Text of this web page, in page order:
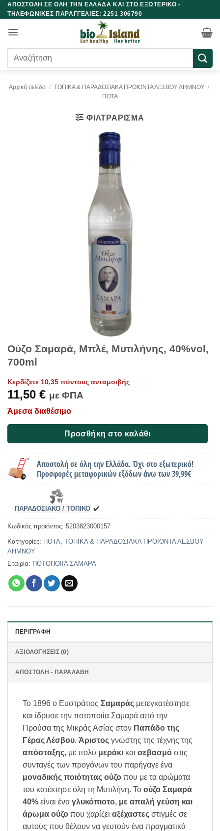
Μετάβαση
στο
περιεχόμενο
ΑΠΟΣΤΟΛΗ ΣΕ ΟΛΗ ΤΗΝ ΕΛΛΑΔΑ ΚΑΙ ΣΤΟ ΕΞΩΤΕΡΙΚΟ -
ΤΗΛΕΦΩΝΙΚΕΣ ΠΑΡΑΓΓΕΛΙΕΣ: 2251 306790
Αναζήτηση
Αρχική σελίδα / ΤΟΠΙΚΑ & ΠΑΡΑΔΟΣΙΑΚΑ ΠΡΟΙΟΝΤΑ ΛΕΣΒΟΥ ΛΗΜΝΟΥ /
ΠΟΤΑ
ΦΙΛΤΡΆΡΙΣΜΑ
Ούζο Σαμαρά, Μπλέ, Μυτιλήνης, 40%vol,
700ml
Κερδίζετε 10,35 πόντους ανταμοιβής
11,50 € με ΦΠΑ
Άμεσα διαθέσιμο
Προσθήκη στο καλάθι
Αποστολή σε όλη την Ελλάδα.Όχι στο εξωτερικό!
Προσφορές μεταφορικών εξόδων άνω των 39,99€
ΠΑΡΑΔΟΣΙΑΚΟ / ΤΟΠΙΚΟ ✔️
Κωδικός προϊόντος: 5203823000157
Κατηγορίες: ΠΟΤΑ ΤΟΠΙΚΑ & ΠΑΡΑΔΟΣΙΑΚΑ ΠΡΟΙΟΝΤΑ ΛΕΣΒΟΥ
ΛΗΜΝΟΥ
Εταιρία: ΠΟΤΟΠΟΙΙΑ ΣΑΜΑΡΑ
ΠΕΡΙΓΡΑΦΉ
ΑΞΙΟΛΟΓΉΣΕΙΣ (0)
ΑΠΟΣΤΟΛΗ - ΠΑΡΑΛΑΒΗ
Το 1896 ο Ευστράτιος Σαμαράς μετεγκατέστησε
και ίδρυσε την ποτοποιία Σαμαρά από την
Προύσα της Μικράς Ασίας στον Παπάδο της
Γέρας Λέσβου. Άριστος γνώστης της τέχνης της
απόσταξης, με πολύ μεράκι και σεβασμό στις
συνταγές των προγόνων του παρήγαγε ένα
μοναδικής ποιότητας ούζο που με τα αρώματα
του κατέκτησε όλη τη Μυτιλήνη. Το ούζο Σαμαρά
40% είναι ένα γλυκόπιοτο, με απαλή γεύση και
άρωμα ούζο που χαρίζει αξέχαστες στιγμές σε
αυτούς που θέλουν να γευτούν ένα πραγματικά